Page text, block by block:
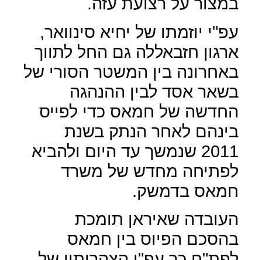
עפ"י יוזמתו של יחיא סינוואר,
ארגון חזבאללה גם החל לתווך
באחרונה בין המשטר הסורי של
בשאר אסד לבין ההנהגה
החדשה של חמאס כדי לפייס
בינהם לאחר הנתק בשנת
2011 שנמשך עד היום ולהביא
לפתיחה מחדש של משרד
חמאס בדמשק.
העובדה שאיראן תומכת
בהסכם הפיוס בין חמאס